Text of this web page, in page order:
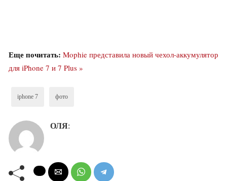
Еще почитать: Mophie представила новый чехол-аккумулятор
для iPhone 7 и 7 Plus »
iphone 7 фото
ОЛЯ: